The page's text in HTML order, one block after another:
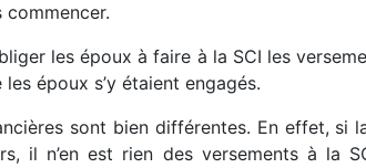
commencer.
les époux à faire à la SCI les
époux s’y étaient engagés.
sont bien différentes. En effet, si
il n’en est rien des versements à la